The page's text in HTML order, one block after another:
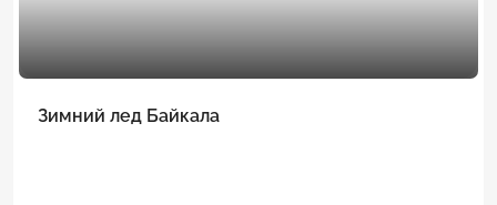
Зимний лед Байкала